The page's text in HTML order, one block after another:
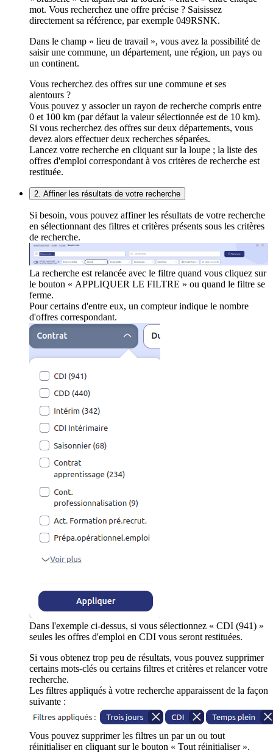
mot. Vous recherchez une offre précise ? Saisissez
directement sa référence, par exemple 049RSNK.
Dans le champ « lieu de travail », vous avez la possibilité de
saisir une commune, un département, une région, un pays ou
un continent.
Vous recherchez des offres sur une commune et ses
alentours ?
Vous pouvez y associer un rayon de recherche compris entre
0 et 100 km (par défaut la valeur sélectionnée est de 10 km).
Si vous recherchez des offres sur deux départements, vous
devez alors effectuer deux recherches séparées.
Lancez votre recherche en cliquant sur la loupe ; la liste des
offres d'emploi correspondant à vos critères de recherche est
restituée.
2. Affiner les résultats de votre recherche
Si besoin, vous pouvez affiner les résultats de votre recherche
en sélectionnant des filtres et critères présents sous les critères
de recherche.
La recherche est relancée avec le filtre quand vous cliquez sur
le bouton « APPLIQUER LE FILTRE » ou quand le filtre se
ferme.
Pour certains d'entre eux, un compteur indique le nombre
d'offres correspondant.
Dans l'exemple ci-dessus, si vous sélectionnez « CDI (941) »
seules les offres d'emploi en CDI vous seront restituées.
Si vous obtenez trop peu de résultats, vous pouvez supprimer
certains mots-clés ou certains filtres et critères et relancer votre
recherche.
Les filtres appliqués à votre recherche apparaissent de la façon
suivante :
Vous pouvez supprimer les filtres un par un ou tout
réinitialiser en cliquant sur le bouton « Tout réinitialiser ».